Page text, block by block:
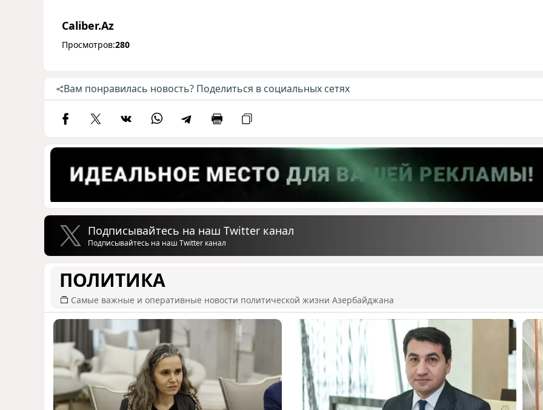
Caliber.Az
Просмотров:280
Вам понравилась новость? Поделиться в социальных сетях
Подписывайтесь на наш Twitter канал
Подписывайтесь на наш Twitter канал
ПОЛИТИКА
Самые важные и оперативные новости политической жизни Азербайджана